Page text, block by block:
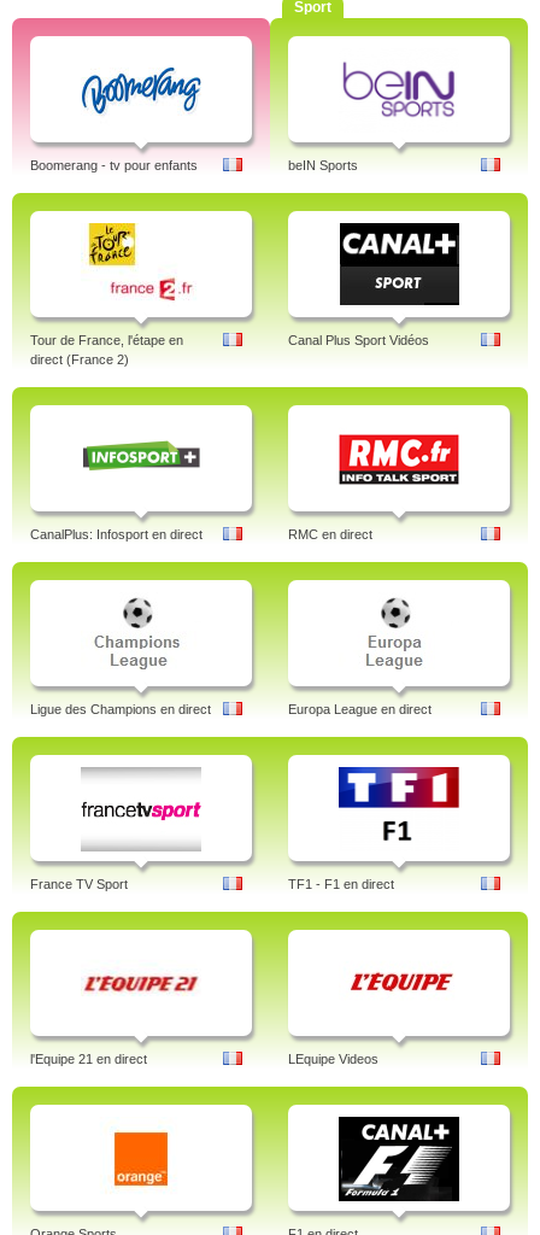
Boomerang - tv pour enfants
Sport
beIN Sports
Tour de France, l'étape en
direct (France 2)
Canal Plus Sport Vidéos
CanalPlus: Infosport en direct RMC en direct
Ligue des Champions en direct Europa League en direct
France TV Sport TF1 - F1 en direct
l'Equipe 21 en direct LEquipe Videos